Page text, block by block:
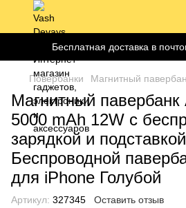
Бесплатная доставка в
Повербанки Магнитный
Магнитный павербанк
5000 mAh 12W с
зарядкой и подставкой
Беспроводной
для iPhone Голубой
Артикул: 327345 Оставить отзыв